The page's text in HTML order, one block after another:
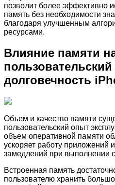
позволит более эффективно
память без необходимости
благодаря улучшенным
ресурсами.
Влияние памяти
долговечность
Объем и качество памяти
пользовательский опыт
объем оперативной памяти
ускоряет работу приложений
замедлений при выполнении
Встроенная память
пользователю хранить